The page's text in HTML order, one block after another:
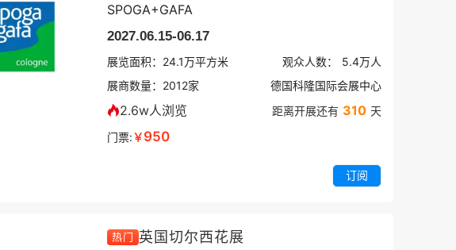
SPOGA+GAFA
2027.06.15-06.17
展览面积： 24.1万平方米 观众人数： 5.4万人
展商数量： 2012家 德国科隆国际会展中心
2.6w人浏览 距离开展还有 310 天
门票:￥950
订阅
热门 英国切尔西花展